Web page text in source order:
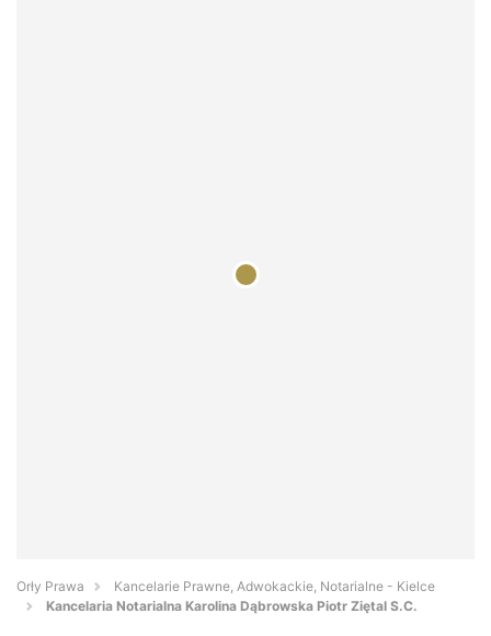
Orły Prawa
Kancelarie Prawne, Adwokackie, Notarialne - Kielce
Kancelaria Notarialna Karolina Dąbrowska Piotr Ziętal S.C.